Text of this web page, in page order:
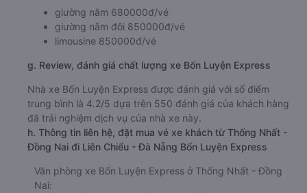
giường nằm 680000đ/vé
giường nằm đôi 850000đ/vé
limousine 850000đ/vé
g. Review, đánh giá chất lượng xe Bốn Luyện Express
Nhà xe Bốn Luyện Express được đánh giá với số điểm
trung bình là 4.2/5 dựa trên 550 đánh giá của khách hàng
đã trải nghiệm dịch vụ của nhà xe này.
h. Thông tin liên hệ, đặt mua vé xe khách từ Thống Nhất -
Đồng Nai đi Liên Chiểu - Đà Nẵng Bốn Luyện Express
Văn phòng xe Bốn Luyện Express ở Thống Nhất - Đồng
Nai: